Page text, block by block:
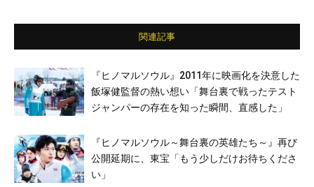
関連記事
『ヒノマルソウル』2011年に映画化を決意した
飯塚健監督の熱い想い「舞台裏で戦ったテスト
ジャンパーの存在を知った瞬間、直感した」
『ヒノマルソウル～舞台裏の英雄たち～』再び
公開延期に、東宝「もう少しだけお待ちくださ
い」